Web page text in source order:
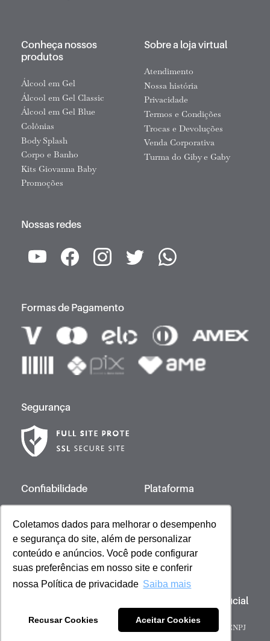
Coletamos dados para melhorar o desempenho
e segurança do site, além de personalizar
conteúdo e anúncios. Você pode configurar
suas preferências em nosso site e conferir
nossa Política de privacidade Saiba mais
Recusar Cookies Aceitar Cookies
Conheça nossos
produtos
Álcool em Gel
Álcool em Gel Classic
Álcool em Gel Blue
Colônias
Body Splash
Corpo e Banho
Kits Giovanna Baby
Promoções
Sobre a loja virtual
Atendimento
Nossa história
Privacidade
Termos e Condições
Trocas e Devoluções
Venda Corporativa
Turma do Giby e Gaby
Nossas redes
Formas de Pagamento
Segurança
Confiabilidade Plataforma
Desenvolvido por
Copyright © 2023 Giovanna Baby | Licença Oficial
- Todos os direitos reservados
Sob gestão de: Scienza Ecommerce Comercio de Cosméticos - CNPJ